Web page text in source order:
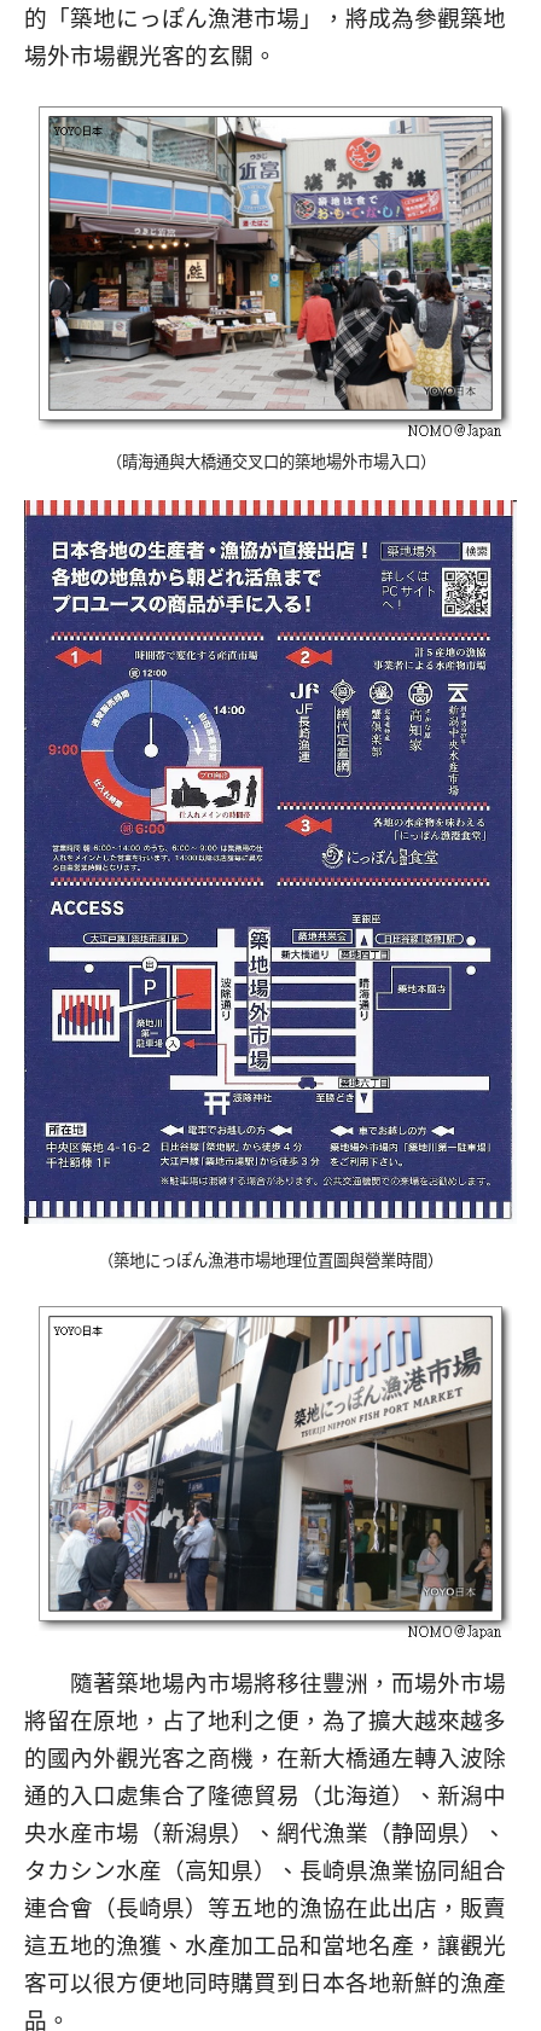
的「築地にっぽん漁港市場」，將成為參觀築地
場外市場觀光客的玄關。
（晴海通與大橋通交叉口的築地場外市場入口）
（築地にっぽん漁港市場地理位置圖與營業時間）
隨著築地場內市場將移往豐洲，而場外市場
將留在原地，占了地利之便，為了擴大越來越多
的國內外觀光客之商機，在新大橋通左轉入波除
通的入口處集合了隆德貿易（北海道）、新潟中
央水産市場（新潟県）、網代漁業（静岡県）、
タカシン水産（高知県）、長崎県漁業協同組合
連合會（長崎県）等五地的漁協在此出店，販賣
這五地的漁獲、水產加工品和當地名產，讓觀光
客可以很方便地同時購買到日本各地新鮮的漁產
品。